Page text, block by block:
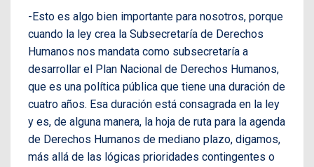
-Esto es algo bien importante para nosotros, porque
cuando la ley crea la Subsecretaría de Derechos
Humanos nos mandata como subsecretaría a
desarrollar el Plan Nacional de Derechos Humanos,
que es una política pública que tiene una duración de
cuatro años. Esa duración está consagrada en la ley
y es, de alguna manera, la hoja de ruta para la agenda
de Derechos Humanos de mediano plazo, digamos,
más allá de las lógicas prioridades contingentes o